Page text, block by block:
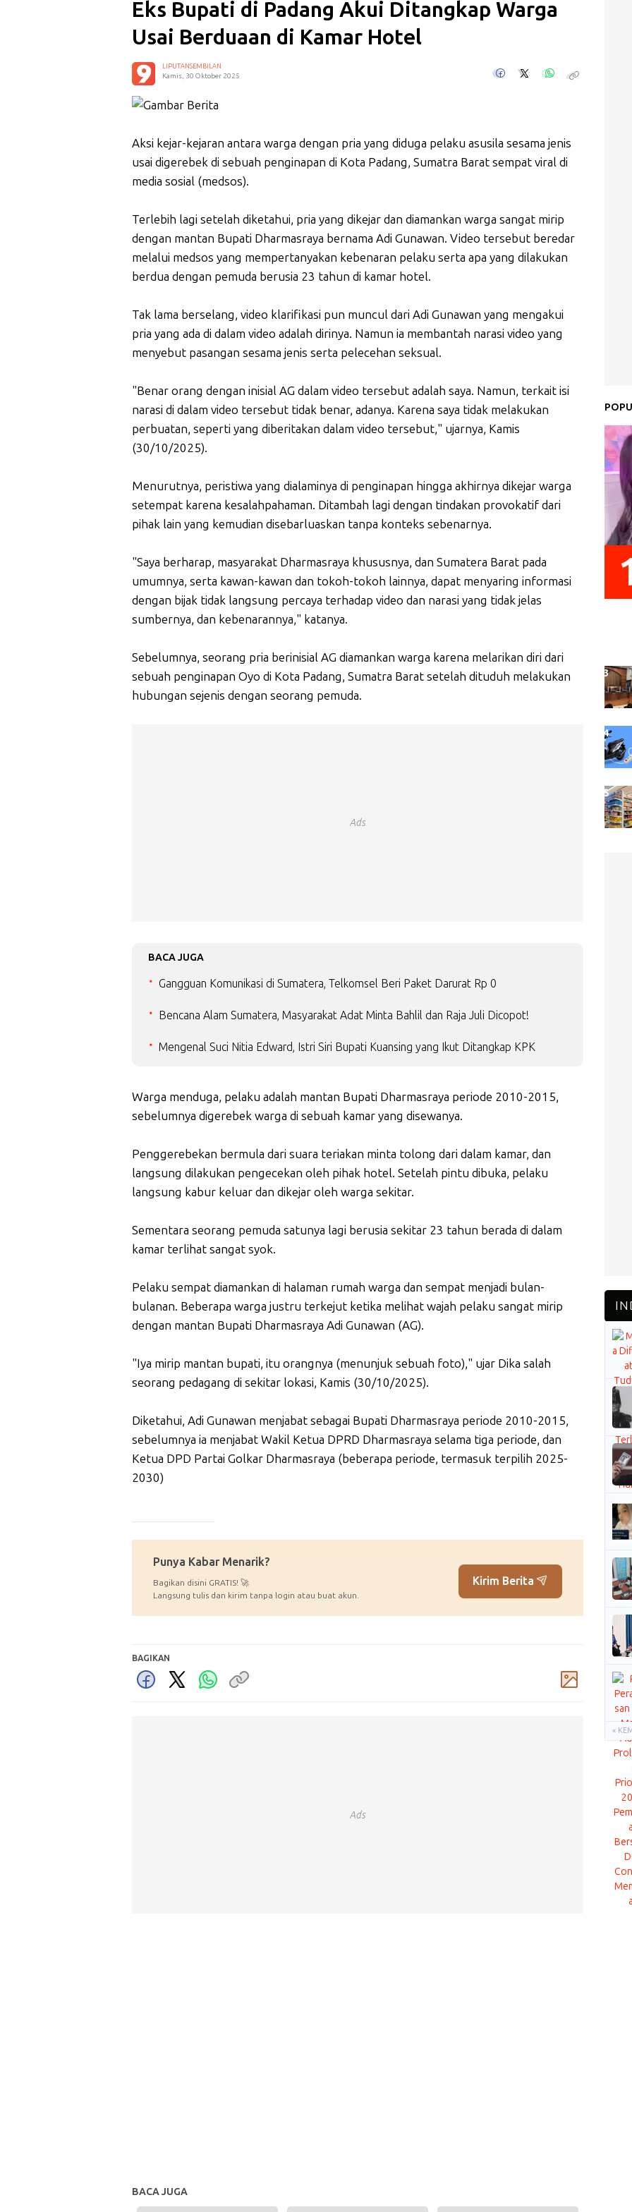
Eks Bupati di Padang Akui Ditangkap Warga
Usai Berduaan di Kamar Hotel
LIPUTANSEMBILAN
Kamis, 30 Oktober 2025
Aksi kejar-kejaran antara warga dengan pria yang diduga pelaku asusila sesama jenis
usai digerebek di sebuah penginapan di Kota Padang, Sumatra Barat sempat viral di
media sosial (medsos).
Terlebih lagi setelah diketahui, pria yang dikejar dan diamankan warga sangat mirip
dengan mantan Bupati Dharmasraya bernama Adi Gunawan. Video tersebut beredar
melalui medsos yang mempertanyakan kebenaran pelaku serta apa yang dilakukan
berdua dengan pemuda berusia 23 tahun di kamar hotel.
Tak lama berselang, video klarifikasi pun muncul dari Adi Gunawan yang mengakui
pria yang ada di dalam video adalah dirinya. Namun ia membantah narasi video yang
menyebut pasangan sesama jenis serta pelecehan seksual.
"Benar orang dengan inisial AG dalam video tersebut adalah saya. Namun, terkait isi
narasi di dalam video tersebut tidak benar, adanya. Karena saya tidak melakukan
perbuatan, seperti yang diberitakan dalam video tersebut," ujarnya, Kamis
(30/10/2025).
Menurutnya, peristiwa yang dialaminya di penginapan hingga akhirnya dikejar warga
setempat karena kesalahpahaman. Ditambah lagi dengan tindakan provokatif dari
pihak lain yang kemudian disebarluaskan tanpa konteks sebenarnya.
"Saya berharap, masyarakat Dharmasraya khususnya, dan Sumatera Barat pada
umumnya, serta kawan-kawan dan tokoh-tokoh lainnya, dapat menyaring informasi
dengan bijak tidak langsung percaya terhadap video dan narasi yang tidak jelas
sumbernya, dan kebenarannya," katanya.
Sebelumnya, seorang pria berinisial AG diamankan warga karena melarikan diri dari
sebuah penginapan Oyo di Kota Padang, Sumatra Barat setelah dituduh melakukan
hubungan sejenis dengan seorang pemuda.
Ads
BACA JUGA
Gangguan Komunikasi di Sumatera, Telkomsel Beri Paket Darurat Rp 0
Bencana Alam Sumatera, Masyarakat Adat Minta Bahlil dan Raja Juli Dicopot!
Mengenal Suci Nitia Edward, Istri Siri Bupati Kuansing yang Ikut Ditangkap KPK
Warga menduga, pelaku adalah mantan Bupati Dharmasraya periode 2010-2015,
sebelumnya digerebek warga di sebuah kamar yang disewanya.
Penggerebekan bermula dari suara teriakan minta tolong dari dalam kamar, dan
langsung dilakukan pengecekan oleh pihak hotel. Setelah pintu dibuka, pelaku
langsung kabur keluar dan dikejar oleh warga sekitar.
Sementara seorang pemuda satunya lagi berusia sekitar 23 tahun berada di dalam
kamar terlihat sangat syok.
Pelaku sempat diamankan di halaman rumah warga dan sempat menjadi bulan-
bulanan. Beberapa warga justru terkejut ketika melihat wajah pelaku sangat mirip
dengan mantan Bupati Dharmasraya Adi Gunawan (AG).
"Iya mirip mantan bupati, itu orangnya (menunjuk sebuah foto)," ujar Dika salah
seorang pedagang di sekitar lokasi, Kamis (30/10/2025).
Diketahui, Adi Gunawan menjabat sebagai Bupati Dharmasraya periode 2010-2015,
sebelumnya ia menjabat Wakil Ketua DPRD Dharmasraya selama tiga periode, dan
Ketua DPD Partai Golkar Dharmasraya (beberapa periode, termasuk terpilih 2025-
2030)
Punya Kabar Menarik?
Bagikan disini GRATIS! 🚀
Langsung tulis dan kirim tanpa login atau buat akun.
Kirim Berita
BAGIKAN
Ads
BACA JUGA
«